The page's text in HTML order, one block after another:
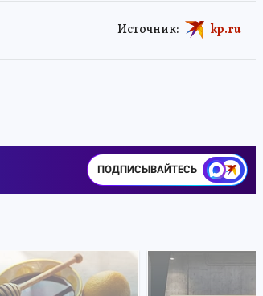
Источник: kp.ru
ПОДПИСЫВАЙТЕСЬ